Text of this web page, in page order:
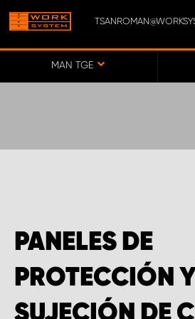
MAN TGE
PANELES DE
PROTECCIÓN Y
ENCUENTRE UNA
CERCA DE